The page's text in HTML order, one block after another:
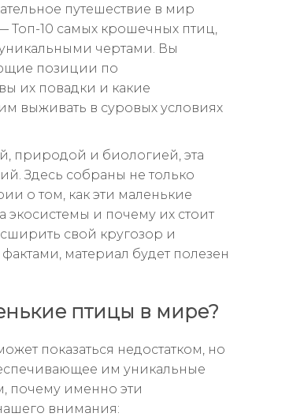
путешествие в мир
Топ-10 самых крошечных птиц,
чертами. Вы
позиции по
их повадки и какие
выживать в суровых условиях
природой и биологией, эта
Здесь собраны не только
о том, как эти маленькие
экосистемы и почему их стоит
свой кругозор и
материал будет полезен
птицы в мире?
показаться недостатком, но
им уникальные
почему именно эти
внимания: